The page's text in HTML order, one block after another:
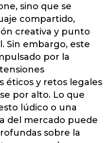
sino que se
compartido,
creativa y punto
Sin embargo, este
por la
éticos y retos legales
por alto. Lo que
lúdico o una
del mercado puede
sobre la